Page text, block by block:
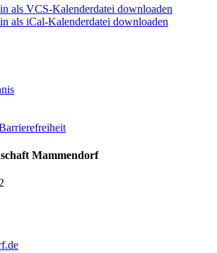
als VCS-Kalenderdatei downloaden
als iCal-Kalenderdatei downloaden
Mammendorf